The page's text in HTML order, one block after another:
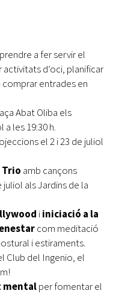
a fer servir el
d’oci, planificar
entrades en
Abat Oliba els
a les 19:30 h.
el 2 i 23 de juliol
Trio amb cançons
als Jardins de la
iiniciació a la
com meditació
i estiraments.
Club del Ingenio, el
mentalper fomentar el